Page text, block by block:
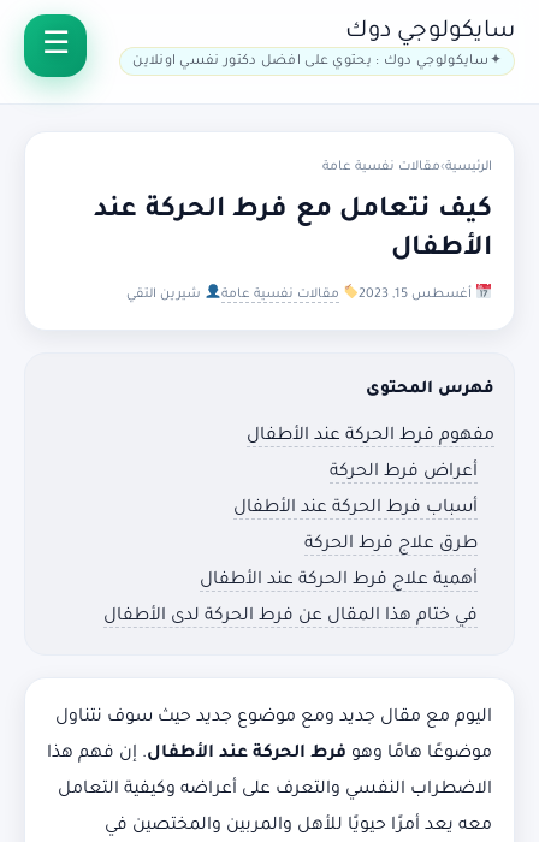
سايكولوجي دوك
سايكولوجي دوك : يحتوي على افضل دكتور نفسي اونلاين
الرئيسية›مقالات نفسية عامة
كيف نتعامل مع فرط الحركة عند
الأطفال
أغسطس 15, 2023 مقالات نفسية عامة شيرين التقي
فهرس المحتوى
مفهوم فرط الحركة عند الأطفال
أعراض فرط الحركة
أسباب فرط الحركة عند الأطفال
طرق علاج فرط الحركة
أهمية علاج فرط الحركة عند الأطفال
في ختام هذا المقال عن فرط الحركة لدى الأطفال
اليوم مع مقال جديد ومع موضوع جديد حيث سوف نتناول
موضوعًا هامًا وهو فرط الحركة عند الأطفال. إن فهم هذا
الاضطراب النفسي والتعرف على أعراضه وكيفية التعامل
معه يعد أمرًا حيويًا للأهل والمربين والمختصين في